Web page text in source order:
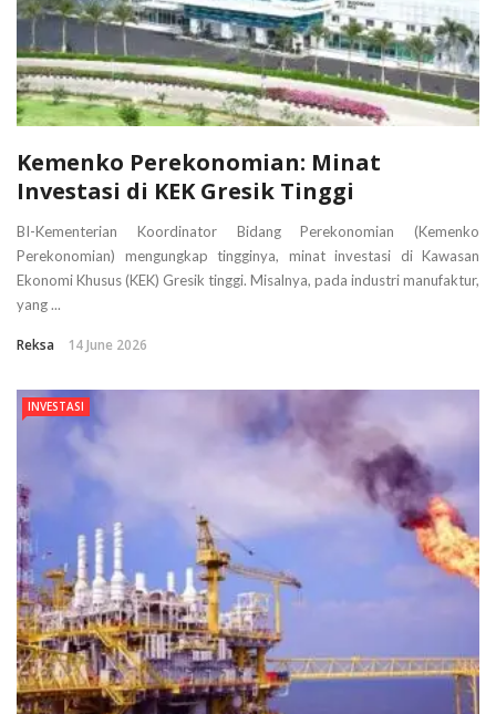
Kemenko Perekonomian: Minat
Investasi di KEK Gresik Tinggi
BI-Kementerian Koordinator Bidang Perekonomian (Kemenko
Perekonomian) mengungkap tingginya, minat investasi di Kawasan
Ekonomi Khusus (KEK) Gresik tinggi. Misalnya, pada industri manufaktur,
yang ...
Reksa 14 June 2026
INVESTASI